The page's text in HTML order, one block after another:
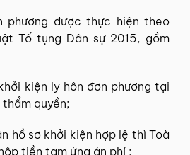
phương được thực hiện theo
Tố tụng Dân sự 2015, gồm
kiện ly hôn đơn phương tại
quyền;
hồ sơ khởi kiện hợp lệ thì Toà
tiền tạm ứng án phí ;